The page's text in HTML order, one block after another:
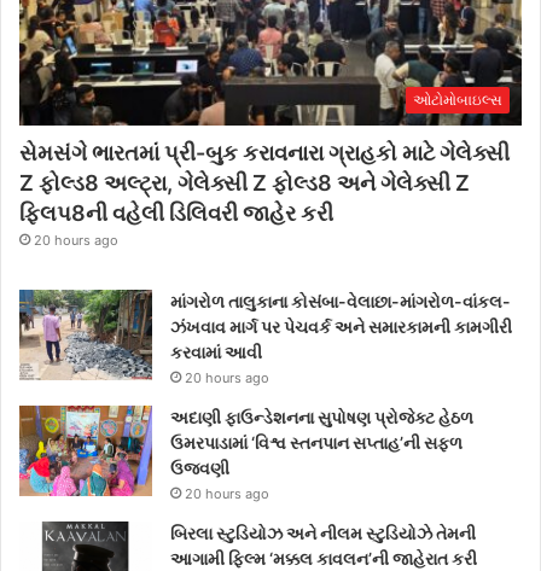
ઓટોમોબાઇલ્સ
સેમસંગે ભારતમાં પ્રી-બુક કરાવનારા ગ્રાહકો માટે ગેલેક્સી
Z ફોલ્ડ8 અલ્ટ્રા, ગેલેક્સી Z ફોલ્ડ8 અને ગેલેક્સી Z
ફ્લિપ8ની વહેલી ડિલિવરી જાહેર કરી
20 hours ago
માંગરોળ તાલુકાના કોસંબા-વેલાછા-માંગરોળ-વાંકલ-
ઝંખવાવ માર્ગ પર પેચવર્ક અને સમારકામની કામગીરી
કરવામાં આવી
20 hours ago
અદાણી ફાઉન્ડેશનના સુપોષણ પ્રોજેક્ટ હેઠળ
ઉમરપાડામાં ‘વિશ્વ સ્તનપાન સપ્તાહ’ની સફળ
ઉજવણી
20 hours ago
બિરલા સ્ટુડિયોઝ અને નીલમ સ્ટુડિયોઝે તેમની
આગામી ફિલ્મ ‘મક્કલ કાવલન’ની જાહેરાત કરી